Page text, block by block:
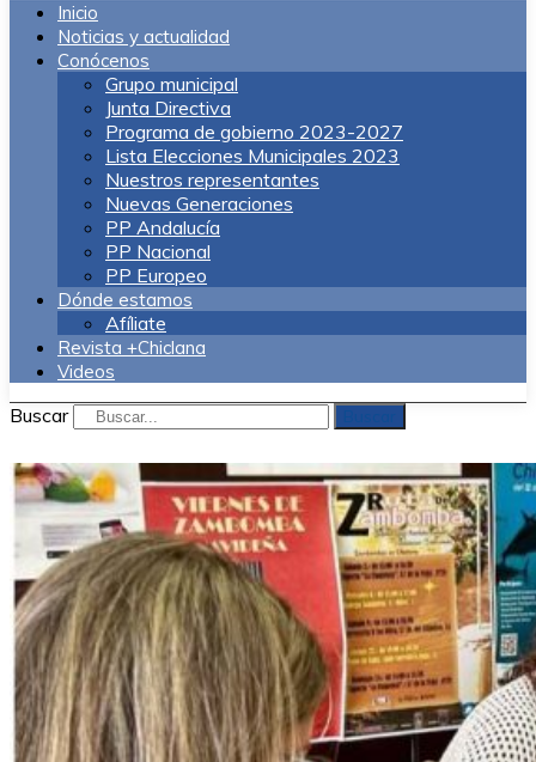
Inicio
Noticias y actualidad
Conócenos
Grupo municipal
Junta Directiva
Programa de gobierno 2023-2027
Lista Elecciones Municipales 2023
Nuestros representantes
Nuevas Generaciones
PP Andalucía
PP Nacional
PP Europeo
Dónde estamos
Afíliate
Revista +Chiclana
Videos
Buscar